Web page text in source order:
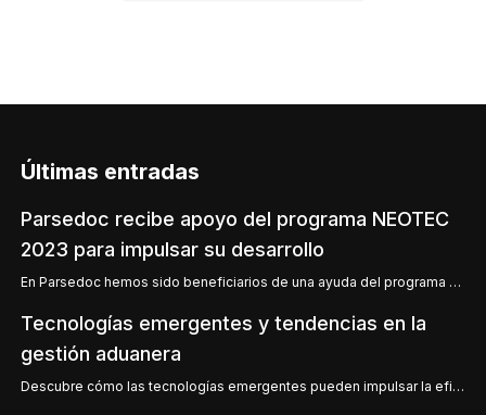
Últimas entradas
Parsedoc recibe apoyo del programa NEOTEC
2023 para impulsar su desarrollo
En Parsedoc hemos sido beneficiarios de una ayuda del programa NEOTEC 2023, subvencionado por el CDT
Tecnologías emergentes y tendencias en la
gestión aduanera
Descubre cómo las tecnologías emergentes pueden impulsar la eficiencia en la gestión aduanera.